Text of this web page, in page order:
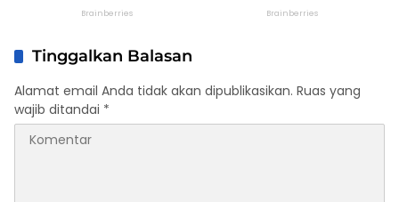
Tinggalkan Balasan
Alamat email Anda tidak akan dipublikasikan. Ruas yang
wajib ditandai *